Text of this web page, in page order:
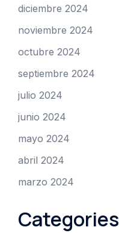
diciembre 2024
noviembre 2024
octubre 2024
septiembre 2024
julio 2024
junio 2024
mayo 2024
abril 2024
marzo 2024
Categories